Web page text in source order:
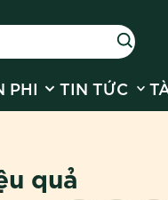
PHI Show submenu
TIN TỨC
quả